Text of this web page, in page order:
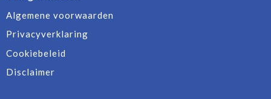
Algemene voorwaarden
Privacyverklaring
Cookiebeleid
Disclaimer